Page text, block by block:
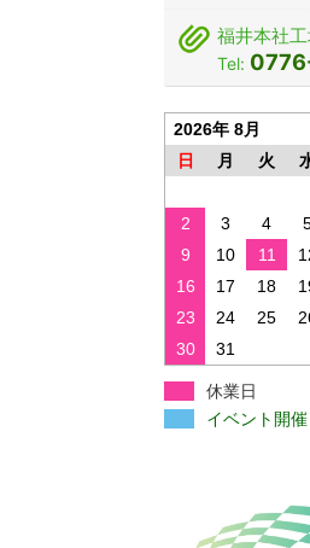
福井本社
Tel:
2026年 8月
日
月 火
2
3 4
9
10 11
16
17 18
23
24 25
30
31
休業日
イベント開催